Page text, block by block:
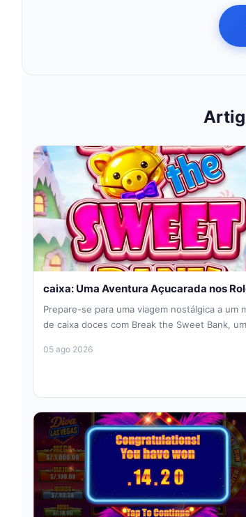
caixa: Uma Aventura Açucarada nos
Prepare-se para uma viagem nostálgica a um
de caixa doces com Break the Sweet Bank, um
05 ago 2026